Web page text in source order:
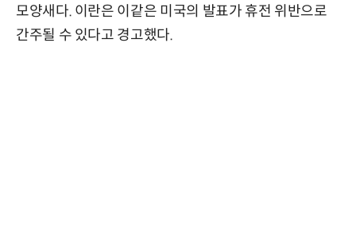
모양새다. 이란은 이같은 미국의 발표가 휴전 위반으로
간주될 수 있다고 경고했다.